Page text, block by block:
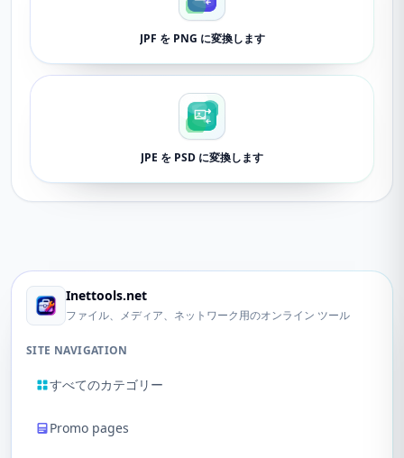
JPF を PNG に変換します
JPE を PSD に変換します
Inettools.net
ファイル、メディア、ネットワーク用のオンライン ツール
SITE NAVIGATION
すべてのカテゴリー
Promo pages